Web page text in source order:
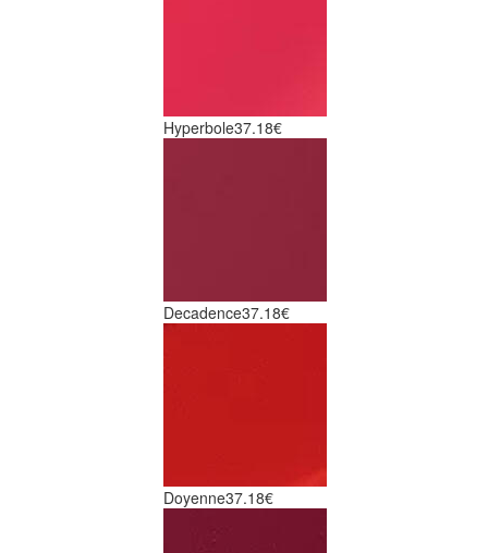
Hyperbole37.18€
Decadence37.18€
Doyenne37.18€